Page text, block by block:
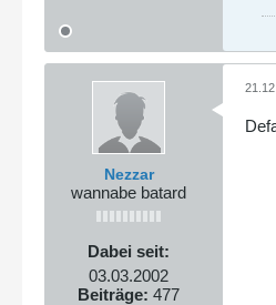
Nezzar
wannabe batard
Dabei seit:
03.03.2002
Beiträge: 477